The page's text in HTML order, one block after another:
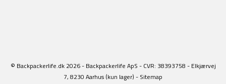
© Backpackerlife.dk 2026 - Backpackerlife ApS - CVR: 38393758 - Elkjærvej
7, 8230 Aarhus (kun lager) - Sitemap